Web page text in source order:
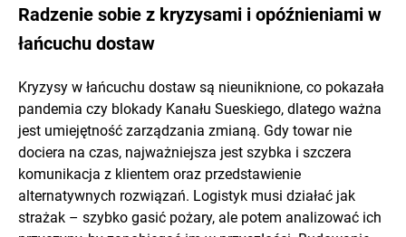
Radzenie sobie z kryzysami i opóźnieniami w
łańcuchu dostaw
Kryzysy w łańcuchu dostaw są nieuniknione, co pokazała
pandemia czy blokady Kanału Sueskiego, dlatego ważna
jest umiejętność zarządzania zmianą. Gdy towar nie
dociera na czas, najważniejsza jest szybka i szczera
komunikacja z klientem oraz przedstawienie
alternatywnych rozwiązań. Logistyk musi działać jak
strażak – szybko gasić pożary, ale potem analizować ich